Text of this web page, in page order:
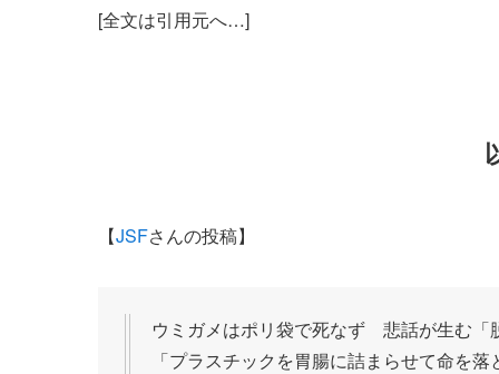
[全文は引用元へ…]
【JSFさんの投稿】
ウミガメはポリ袋で死なず 悲話が生む「
「プラスチックを胃腸に詰まらせて命を